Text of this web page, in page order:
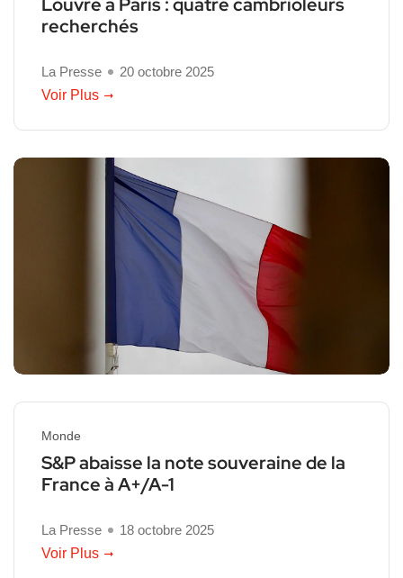
recherchés
La Presse
20 octobre 2025
Voir Plus
Monde
S&P abaisse la note souveraine de la
France à A+/A-1
La Presse
18 octobre 2025
Voir Plus